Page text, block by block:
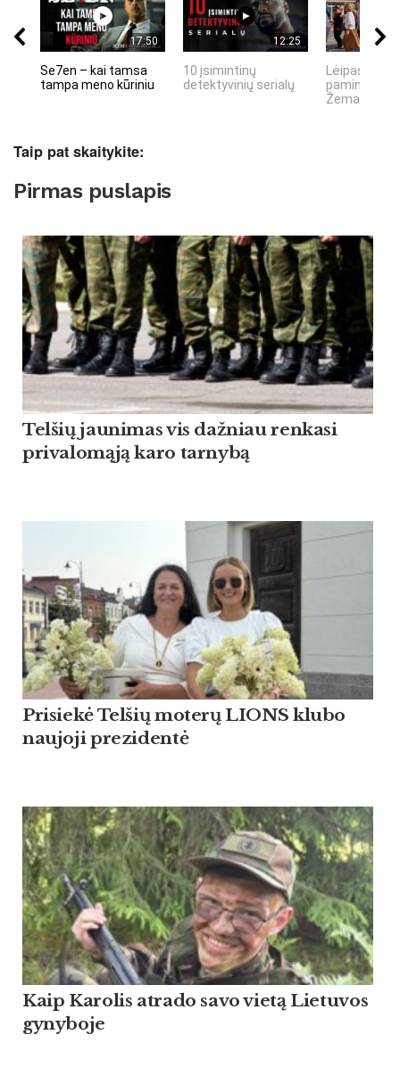
17:50
Se7en – kai tamsa
tampa meno kūriniu
12:25
10 įsimintinų
detektyvinių serialų
Lėipas 13
paminiejuom
Žemaitiu
Taip pat skaitykite:
Pirmas puslapis
Tel­šių jau­ni­mas vis daž­niau ren­ka­si
pri­va­lomąją ka­ro tar­nybą
Pri­siekė Tel­šių mo­terų LIONS klu­bo
nau­jo­ji pre­zi­dentė
Kaip Ka­ro­lis at­ra­do sa­vo vietą Lie­tu­vos
gy­ny­bo­je